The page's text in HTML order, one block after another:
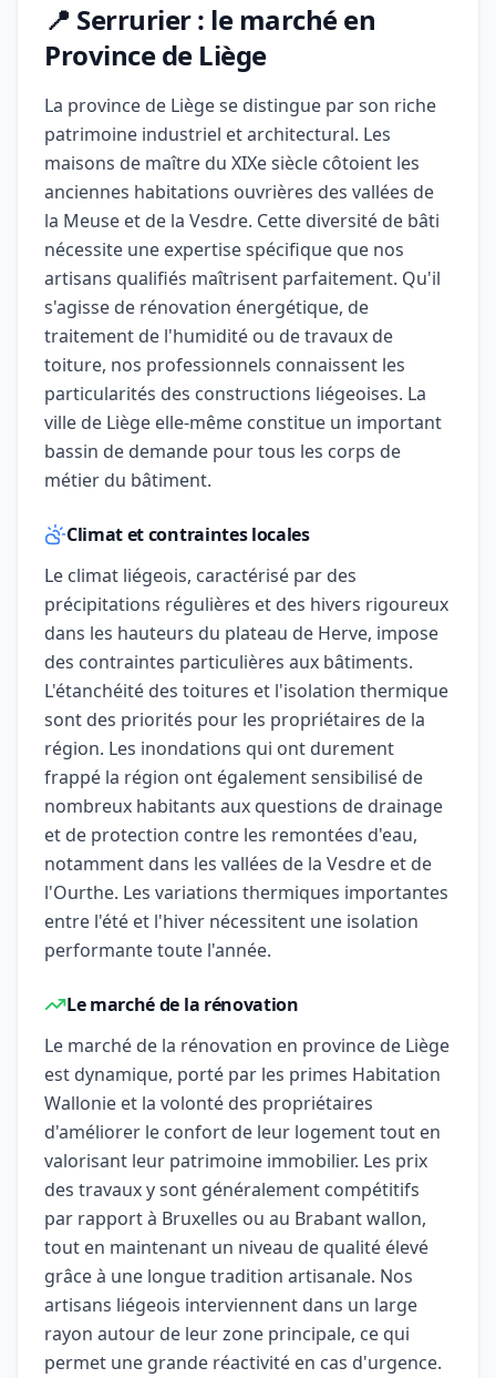
📍 Serrurier : le marché en
Province de Liège
La province de Liège se distingue par son riche
patrimoine industriel et architectural. Les
maisons de maître du XIXe siècle côtoient les
anciennes habitations ouvrières des vallées de
la Meuse et de la Vesdre. Cette diversité de bâti
nécessite une expertise spécifique que nos
artisans qualifiés maîtrisent parfaitement. Qu'il
s'agisse de rénovation énergétique, de
traitement de l'humidité ou de travaux de
toiture, nos professionnels connaissent les
particularités des constructions liégeoises. La
ville de Liège elle-même constitue un important
bassin de demande pour tous les corps de
métier du bâtiment.
Climat et contraintes locales
Le climat liégeois, caractérisé par des
précipitations régulières et des hivers rigoureux
dans les hauteurs du plateau de Herve, impose
des contraintes particulières aux bâtiments.
L'étanchéité des toitures et l'isolation thermique
sont des priorités pour les propriétaires de la
région. Les inondations qui ont durement
frappé la région ont également sensibilisé de
nombreux habitants aux questions de drainage
et de protection contre les remontées d'eau,
notamment dans les vallées de la Vesdre et de
l'Ourthe. Les variations thermiques importantes
entre l'été et l'hiver nécessitent une isolation
performante toute l'année.
Le marché de la rénovation
Le marché de la rénovation en province de Liège
est dynamique, porté par les primes Habitation
Wallonie et la volonté des propriétaires
d'améliorer le confort de leur logement tout en
valorisant leur patrimoine immobilier. Les prix
des travaux y sont généralement compétitifs
par rapport à Bruxelles ou au Brabant wallon,
tout en maintenant un niveau de qualité élevé
grâce à une longue tradition artisanale. Nos
artisans liégeois interviennent dans un large
rayon autour de leur zone principale, ce qui
permet une grande réactivité en cas d'urgence.